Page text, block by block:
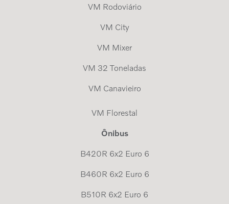
VM Rodoviário
VM City
VM Mixer
VM 32 Toneladas
VM Canavieiro
VM Florestal
Ônibus
B420R 6x2 Euro 6
B460R 6x2 Euro 6
B510R 6x2 Euro 6